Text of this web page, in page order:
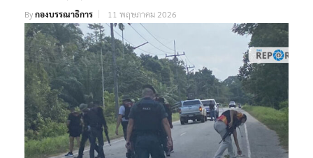
Byกองบรรณาธิการ 11 พฤษภาคม 2026